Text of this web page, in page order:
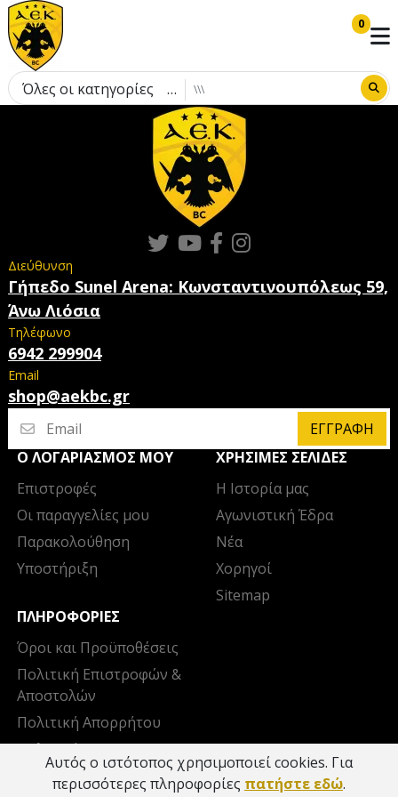
0
Όλες οι κατηγορίες
Διεύθυνση
Γήπεδο Sunel Arena: Κωνσταντινουπόλεως 59,
Άνω Λιόσια
Τηλέφωνο
6942 299904
Email
shop@aekbc.gr
ΕΓΓΡΑΦΉ
Ο ΛΟΓΑΡΙΑΣΜΌΣ ΜΟΥ
Επιστροφές
Οι παραγγελίες μου
Παρακολούθηση
Υποστήριξη
ΧΡΉΣΙΜΕΣ ΣΕΛΊΔΕΣ
Η Ιστορία μας
Αγωνιστική Έδρα
Νέα
Χορηγοί
Sitemap
ΠΛΗΡΟΦΟΡΊΕΣ
Όροι και Προϋποθέσεις
Πολιτική Επιστροφών &
Αποστολών
Πολιτική Απορρήτου
Πολιτική Cookies
Επικοινωνία
Αυτός ο ιστότοπος χρησιμοποιεί cookies. Για
περισσότερες πληροφορίες πατήστε εδώ.